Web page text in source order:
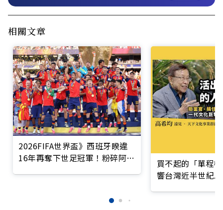
相關文章
2026FIFA世界盃》西班牙睽違
16年再奪下世足冠軍！粉碎阿根
買不起的「單程
響台灣近半世紀